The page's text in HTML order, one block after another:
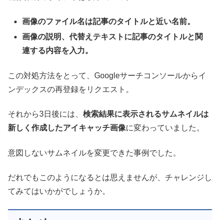
画像のファイル名は記事のタイトルと近い名前。
画像の説明、代替えテキストに記事のタイトルと関
連する内容を入力。
この対処方法をとって、Googleサーチコンソールからイ
ンデックスの再登録をリクエスト。
それから3日後には、 検索結果に表示されるサムネイルは
新しく作成したアイキャッチ画像に変わっていました。
意図しないサムネイルを変更できた事例でした。
だれでもこのようになるとは思えませんが、チャレンジし
てみてはいかがでしょうか。